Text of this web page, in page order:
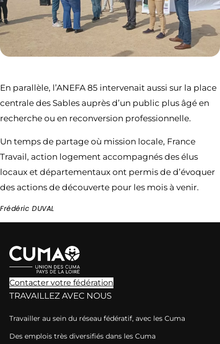
En parallèle, l’ANEFA 85 intervenait aussi sur la place
centrale des Sables auprès d’un public plus âgé en
recherche ou en reconversion professionnelle.
Un temps de partage où mission locale, France
Travail, action logement accompagnés des élus
locaux et départementaux ont permis de d’évoquer
des actions de découverte pour les mois à venir.
Frédéric DUVAL
Contacter votre fédération
TRAVAILLEZ AVEC NOUS
Travailler au sein du réseau fédératif, avec les Cuma
Des emplois très diversifiés dans les Cuma